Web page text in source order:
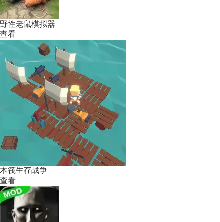
野性老鼠模拟器
查看
木筏生存战争
查看